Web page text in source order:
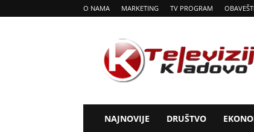
O NAMA MARKETING TV PROGRAM
Tv
Kladovo
NAJNOVIJE DRUŠTVO